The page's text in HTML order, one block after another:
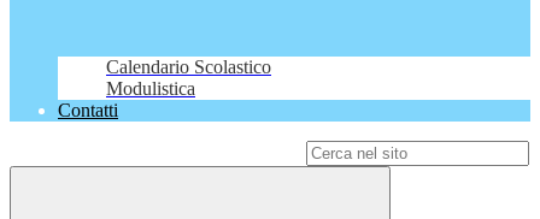
Calendario Scolastico
Modulistica
Contatti